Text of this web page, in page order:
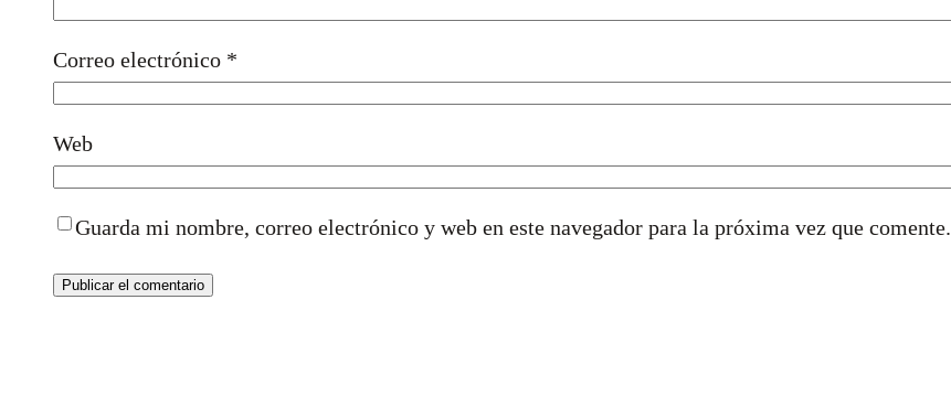
Correo electrónico *
Web
Guarda mi nombre, correo electrónico y web en este navegador para la próxima vez que comente.